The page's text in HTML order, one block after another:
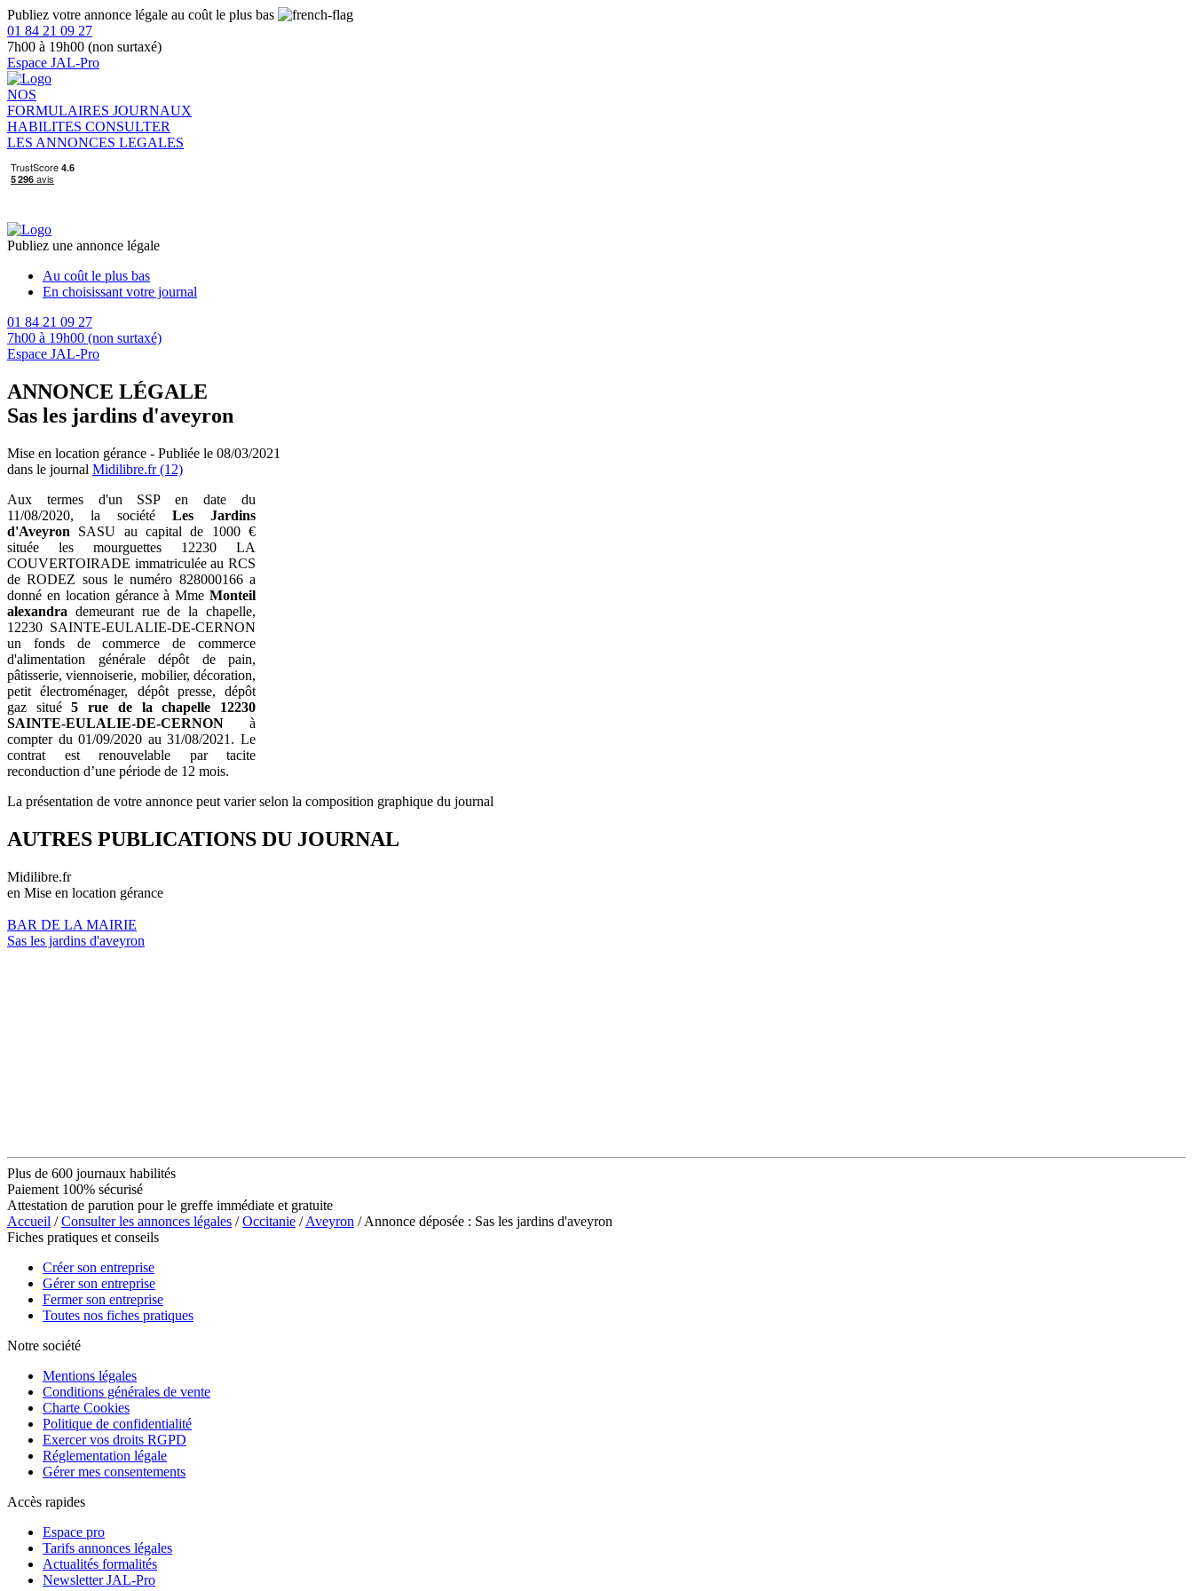
Publiez votre annonce légale au coût le plus bas
01 84 21 09 27
7h00 à 19h00 (non surtaxé)
Espace JAL-Pro
NOS
FORMULAIRES JOURNAUX
HABILITES CONSULTER
LES ANNONCES LEGALES
Publiez une annonce légale
Au coût le plus bas
En choisissant votre journal
01 84 21 09 27
7h00 à 19h00 (non surtaxé)
Espace JAL-Pro
ANNONCE LÉGALE
Sas les jardins d'aveyron
Mise en location gérance - Publiée le 08/03/2021
dans le journal Midilibre.fr (12)
Aux termes d'un SSP en date du
11/08/2020, la société Les Jardins
d'Aveyron SASU au capital de 1000 €
située les mourguettes 12230 LA
COUVERTOIRADE immatriculée au RCS
de RODEZ sous le numéro 828000166 a
donné en location gérance à Mme Monteil
alexandra demeurant rue de la chapelle,
12230 SAINTE-EULALIE-DE-CERNON
un fonds de commerce de commerce
d'alimentation générale dépôt de pain,
pâtisserie, viennoiserie, mobilier, décoration,
petit électroménager, dépôt presse, dépôt
gaz situé5 rue de la chapelle 12230
SAINTE-EULALIE-DE-CERNON à
compter du 01/09/2020 au 31/08/2021. Le
contrat est renouvelable par tacite
reconduction d’une période de 12 mois.
La présentation de votre annonce peut varier selon la composition graphique du journal
AUTRES PUBLICATIONS DU JOURNAL
Midilibre.fr
en Mise en location gérance
BAR DE LA MAIRIE
Sas les jardins d'aveyron
Plus de 600 journaux habilités
Paiement 100% sécurisé
Attestation de parution pour le greffe immédiate et gratuite
Accueil /Consulter les annonces légales /Occitanie /Aveyron / Annonce déposée : Sas les jardins d'aveyron
Fiches pratiques et conseils
Créer son entreprise
Gérer son entreprise
Fermer son entreprise
Toutes nos fiches pratiques
Notre société
Mentions légales
Conditions générales de vente
Charte Cookies
Politique de confidentialité
Exercer vos droits RGPD
Réglementation légale
Gérer mes consentements
Accès rapides
Espace pro
Tarifs annonces légales
Actualités formalités
Newsletter JAL-Pro